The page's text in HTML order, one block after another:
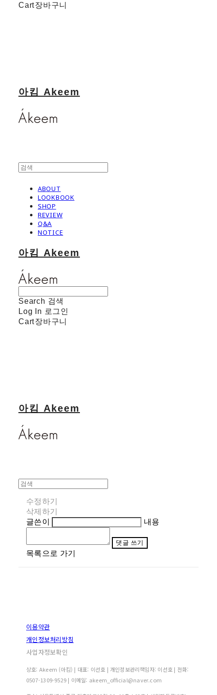
Cart장바구니
아킴 Akeem
ABOUT
LOOKBOOK
SHOP
REVIEW
Q&A
NOTICE
아킴 Akeem
Search 검색
Log In 로그인
Cart장바구니
아킴 Akeem
수정하기
삭제하기
글쓴이
내용
댓글 쓰기
목록으로 가기
이용약관
개인정보처리방침
사업자정보확인
상호: Akeem (아킴) | 대표: 이선호 | 개인정보관리책임자: 이선호 | 전화:
0507-1309-9529 | 이메일: akeem_official@naver.com